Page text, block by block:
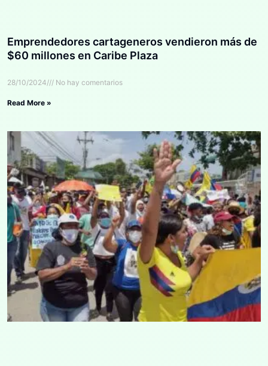
Emprendedores cartageneros vendieron más de
$60 millones en Caribe Plaza
28/10/2024 No hay comentarios
Read More »